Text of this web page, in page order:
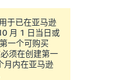
于已在亚马逊
月 1 日当日或
一个可购买
须在创建第一
月内在亚马逊